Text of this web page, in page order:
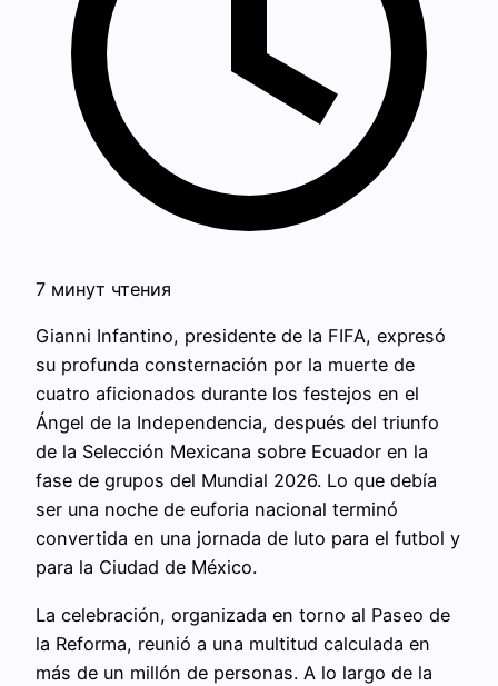
7 минут чтения
Gianni Infantino, presidente de la FIFA, expresó
su profunda consternación por la muerte de
cuatro aficionados durante los festejos en el
Ángel de la Independencia, después del triunfo
de la Selección Mexicana sobre Ecuador en la
fase de grupos del Mundial 2026. Lo que debía
ser una noche de euforia nacional terminó
convertida en una jornada de luto para el futbol y
para la Ciudad de México.
La celebración, organizada en torno al Paseo de
la Reforma, reunió a una multitud calculada en
más de un millón de personas. A lo largo de la